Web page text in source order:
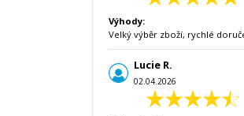
Výhody:
Velký výběr zboží, rychlé
Lucie R.
02.04.2026